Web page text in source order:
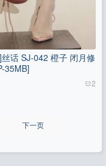
话 SJ-042 橙子 闭月修
35MB]
2
下一页